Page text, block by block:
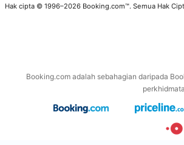
Hak cipta © 1996–2026 Booking.com™. Semua Hak
Booking.com adalah sebahagian daripada